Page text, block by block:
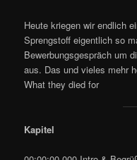
Heute kriegen wir endlich
Sprengstoff eigentlich so
Bewerbungsgespräch um
aus. Das und vieles mehr
What they died for
Kapitel